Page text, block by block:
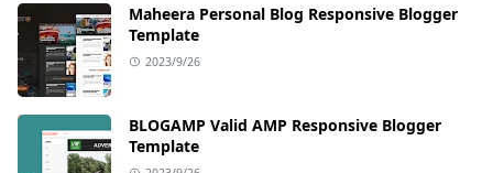
Maheera Personal Blog Responsive Blogger
Template
2023/9/26
BLOGAMP Valid AMP Responsive Blogger
Template